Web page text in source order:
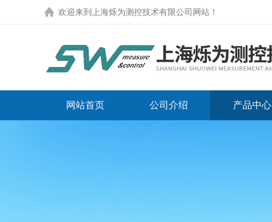
欢迎来到 上海烁为测控技术有限公司网站 ！
网站首页 公司介绍 产品中心